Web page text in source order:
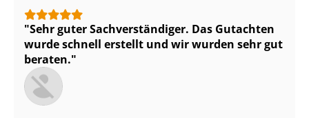
Sehr guter Sach­ver­stän­di­ger. Das Gutachten
wurde schnell erstellt und wir wurden sehr gut
beraten.